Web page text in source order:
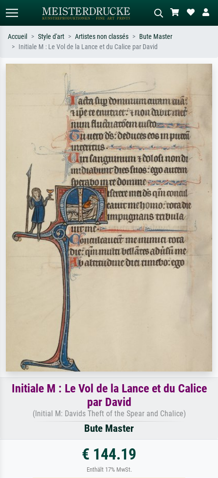
Recherchez par artiste, titre ou style –
ex. Monet, Nuit étoilée,
impressionnisme, vague de Hokusai,
abstrait avec beaucoup de rouge,
tableau sombre, nu debout près d'un
arbre.
Accueil Style d'art Artistes non classés
Bute Master
Initiale M : Le Vol de la Lance et du Calice par David
Initiale M : Le Vol de la Lance et du Calice
par David
(Initial M: Davids Theft of the Spear and Chalice)
Bute Master
€ 144.19
Enthält 17% MwSt.